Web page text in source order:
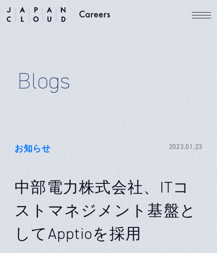
Blogs
お知らせ 2023.01.23
中部電力株式会社、ITコ
ストマネジメント基盤と
してApptioを採用